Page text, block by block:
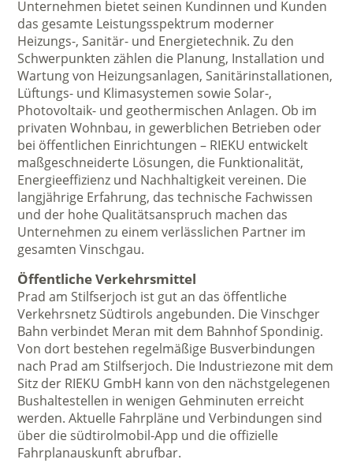
Unternehmen bietet seinen Kundinnen und Kunden
das gesamte Leistungsspektrum moderner
Heizungs-, Sanitär- und Energietechnik. Zu den
Schwerpunkten zählen die Planung, Installation und
Wartung von Heizungsanlagen, Sanitärinstallationen,
Lüftungs- und Klimasystemen sowie Solar-,
Photovoltaik- und geothermischen Anlagen. Ob im
privaten Wohnbau, in gewerblichen Betrieben oder
bei öffentlichen Einrichtungen – RIEKU entwickelt
maßgeschneiderte Lösungen, die Funktionalität,
Energieeffizienz und Nachhaltigkeit vereinen. Die
langjährige Erfahrung, das technische Fachwissen
und der hohe Qualitätsanspruch machen das
Unternehmen zu einem verlässlichen Partner im
gesamten Vinschgau.
Öffentliche Verkehrsmittel
Prad am Stilfserjoch ist gut an das öffentliche
Verkehrsnetz Südtirols angebunden. Die Vinschger
Bahn verbindet Meran mit dem Bahnhof Spondinig.
Von dort bestehen regelmäßige Busverbindungen
nach Prad am Stilfserjoch. Die Industriezone mit dem
Sitz der RIEKU GmbH kann von den nächstgelegenen
Bushaltestellen in wenigen Gehminuten erreicht
werden. Aktuelle Fahrpläne und Verbindungen sind
über die südtirolmobil-App und die offizielle
Fahrplanauskunft abrufbar.